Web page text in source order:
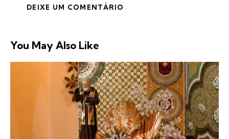
You May Also Like